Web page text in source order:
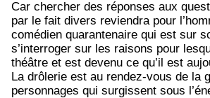
Car chercher des réponses aux
par le fait divers reviendra pour
comédien quarantenaire qui est sur
s’interroger sur les raisons pour
théâtre et est devenu ce qu’il est
La drôlerie est au rendez-vous de la
personnages qui surgissent sous